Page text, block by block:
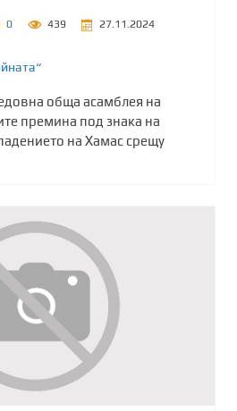
0 439 27.11.2024
обща асамблея на
премина под знака на
на Хамас срещу